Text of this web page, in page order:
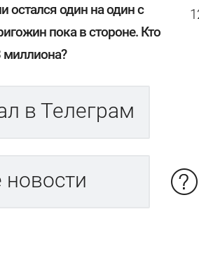
остался один на один с
пока в стороне. Кто
миллиона?
в Телеграм